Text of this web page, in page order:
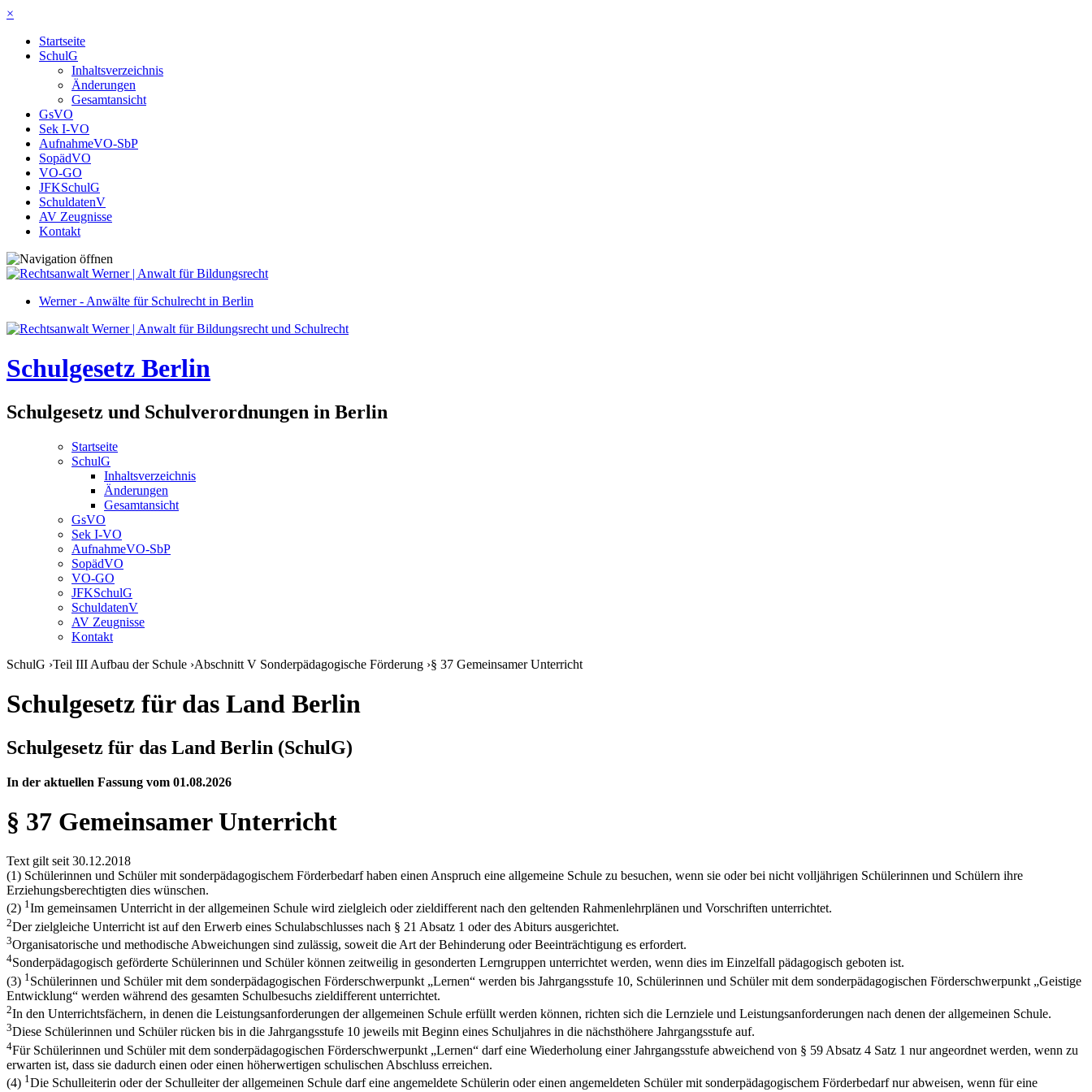
×
Startseite
SchulG
Inhaltsverzeichnis
Änderungen
Gesamtansicht
GsVO
Sek I-VO
AufnahmeVO-SbP
SopädVO
VO-GO
JFKSchulG
SchuldatenV
AV Zeugnisse
Kontakt
Werner - Anwälte für Schulrecht in Berlin
Schulgesetz Berlin
Schulgesetz und Schulverordnungen in Berlin
Startseite
SchulG
Inhaltsverzeichnis
Änderungen
Gesamtansicht
GsVO
Sek I-VO
AufnahmeVO-SbP
SopädVO
VO-GO
JFKSchulG
SchuldatenV
AV Zeugnisse
Kontakt
SchulG ›Teil III Aufbau der Schule ›Abschnitt V Sonderpädagogische Förderung ›§ 37 Gemeinsamer Unterricht
Schulgesetz für das Land Berlin
Schulgesetz für das Land Berlin (SchulG)
In der aktuellen Fassung vom 01.08.2026
§ 37 Gemeinsamer Unterricht
Text gilt seit 30.12.2018
(1) Schülerinnen und Schüler mit sonderpädagogischem Förderbedarf haben einen Anspruch eine allgemeine Schule zu besuchen, wenn sie oder bei nicht volljährigen Schülerinnen und Schülern ihre
Erziehungsberechtigten dies wünschen.
(2) 1Im gemeinsamen Unterricht in der allgemeinen Schule wird zielgleich oder zieldifferent nach den geltenden Rahmenlehrplänen und Vorschriften unterrichtet.
2Der zielgleiche Unterricht ist auf den Erwerb eines Schulabschlusses nach § 21 Absatz 1 oder des Abiturs ausgerichtet.
3Organisatorische und methodische Abweichungen sind zulässig, soweit die Art der Behinderung oder Beeinträchtigung es erfordert.
4Sonderpädagogisch geförderte Schülerinnen und Schüler können zeitweilig in gesonderten Lerngruppen unterrichtet werden, wenn dies im Einzelfall pädagogisch geboten ist.
(3) 1 Schülerinnen und Schüler mit dem sonderpädagogischen Förderschwerpunkt „Lernen“ werden bis Jahrgangsstufe 10, Schülerinnen und Schüler mit dem sonderpädagogischen Förderschwerpunkt „Geistige
Entwicklung“ werden während des gesamten Schulbesuchs zieldifferent unterrichtet.
2In den Unterrichtsfächern, in denen die Leistungsanforderungen der allgemeinen Schule erfüllt werden können, richten sich die Lernziele und Leistungsanforderungen nach denen der allgemeinen Schule.
3Diese Schülerinnen und Schüler rücken bis in die Jahrgangsstufe 10 jeweils mit Beginn eines Schuljahres in die nächsthöhere Jahrgangsstufe auf.
4Für Schülerinnen und Schüler mit dem sonderpädagogischen Förderschwerpunkt „Lernen“ darf eine Wiederholung einer Jahrgangsstufe abweichend von § 59 Absatz 4 Satz 1 nur angeordnet werden, wenn zu
erwarten ist, dass sie dadurch einen oder einen höherwertigen schulischen Abschluss erreichen.
(4) 1Die Schulleiterin oder der Schulleiter der allgemeinen Schule darf eine angemeldete Schülerin oder einen angemeldeten Schüler mit sonderpädagogischem Förderbedarf nur abweisen, wenn für eine